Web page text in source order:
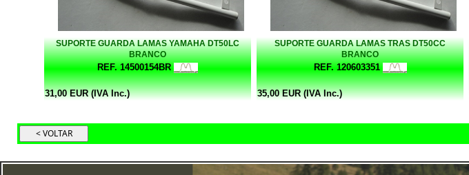
SUPORTE GUARDA LAMAS YAMAHA DT50LC
BRANCO
REF. 14500154BR
31,00 EUR (IVA Inc.)
SUPORTE GUARDA LAMAS TRAS DT50CC
BRANCO
REF. 120603351
35,00 EUR (IVA Inc.)